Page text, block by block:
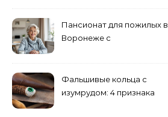
Пансионат для пожилых в
Воронеже с
Фальшивые кольца с
изумрудом: 4 признака